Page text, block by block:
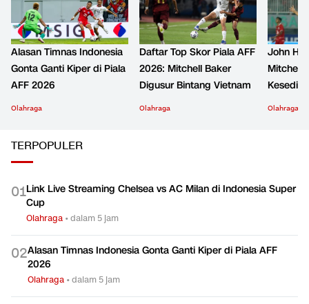
Alasan Timnas Indonesia
Gonta Ganti Kiper di Piala
AFF 2026
Olahraga
Daftar Top Skor Piala AFF
2026: Mitchell Baker
Digusur Bintang Vietnam
Olahraga
John
Mitchell
Olahraga
TERPOPULER
01Link Live Streaming Chelsea vs AC Milan di Indonesia Super
Cup
Olahraga •dalam 5 jam
02Alasan Timnas Indonesia Gonta Ganti Kiper di Piala AFF
2026
Olahraga •dalam 5 jam